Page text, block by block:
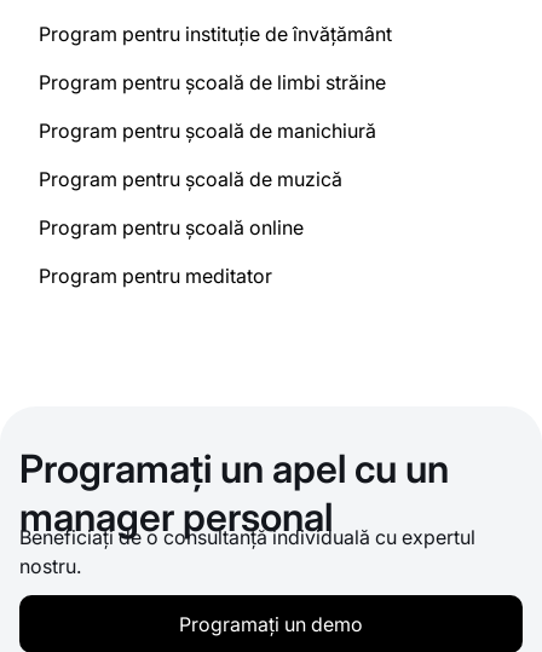
Program pentru instituție de învățământ
Program pentru școală de limbi străine
Program pentru școală de manichiură
Program pentru școală de muzică
Program pentru școală online
Program pentru meditator
Programați un apel cu un
manager personal
Beneficiați de o consultanță individuală cu expertul
nostru.
Programați un demo